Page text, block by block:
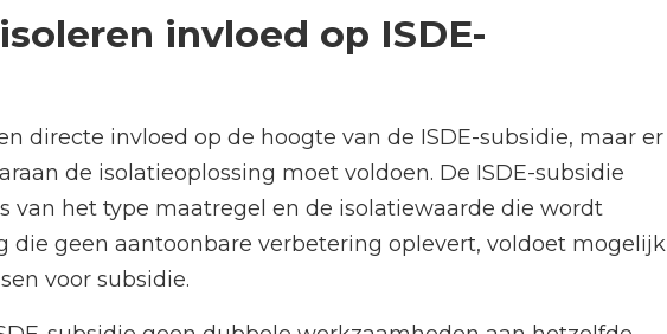
invloed op ISDE-
directe invloed op de hoogte van de ISDE-subsidie, maar er
de isolatieoplossing moet voldoen. De ISDE-subsidie
van het type maatregel en de isolatiewaarde die wordt
die geen aantoonbare verbetering oplevert, voldoet mogelijk
voor subsidie.